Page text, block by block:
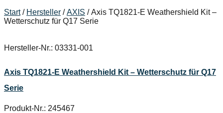
Start/ Hersteller /AXIS / Axis TQ1821-E Weathershield Kit –
Wetterschutz für Q17 Serie
Hersteller-Nr.: 03331-001
Axis TQ1821-E Weathershield Kit – Wetterschutz für Q17
Serie
Produkt-Nr.: 245467